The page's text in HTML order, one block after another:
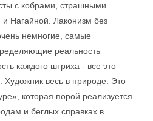
с кобрами, страшными
Нагайной. Лаконизм без
немногие, самые
реальность
каждого штриха - все это
Художник весь в природе. Это
которая порой реализуется
и беглых справках в